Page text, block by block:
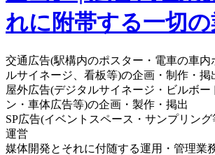
交通広告(駅構内のポスター・電車の車内
ルサイネージ、看板等)の企画・制作・掲
屋外広告(デジタルサイネージ・ビルボー
ン・車体広告等)の企画・製作・掲出
SP広告(イベントスペース・サンプリング
運営
媒体開発とそれに付随する運用・管理業